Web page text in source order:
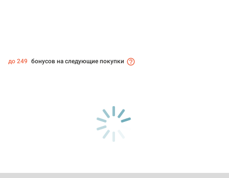
до 249 бонусов на следующие покупки